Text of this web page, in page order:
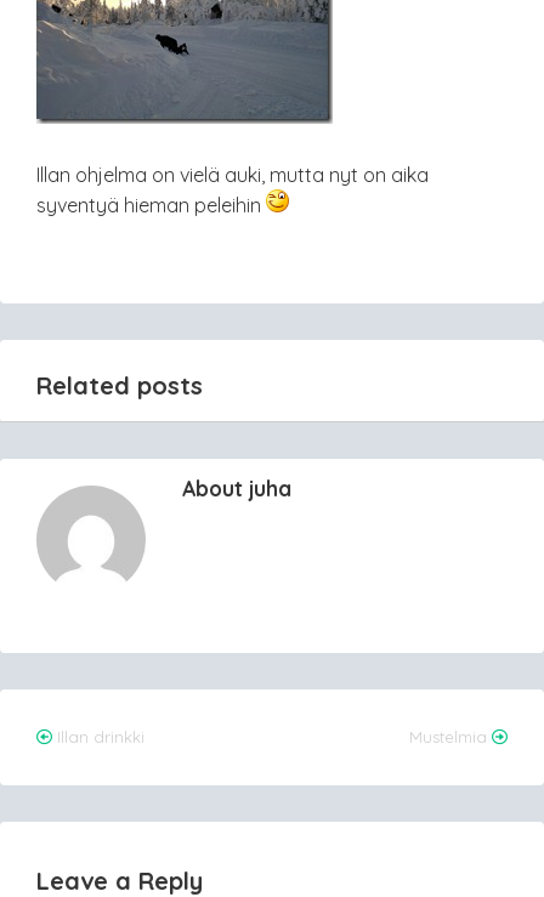
Illan ohjelma on vielä auki, mutta nyt on aika
syventyä hieman peleihin
Related posts
About juha
Post
navigation
Illan drinkki Mustelmia
Leave a Reply